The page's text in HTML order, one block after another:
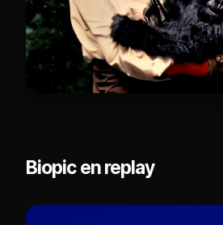
Biopic en replay